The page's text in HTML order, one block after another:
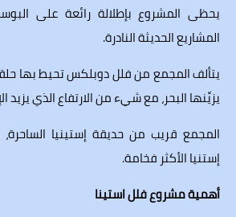
يحظى المشروع بإطلالة رائعة على
المشاريع الحديثة النادرة.
يتألف المجمع من فلل دوبلكس تحيط بها
يزيِّنها البحر، مع شيء من الارتفاع الذي يزيد
المجمع قريب من حديقة إستينيا الساحرة،
إستنيا الأكثر فخامة.
أهمية مشروع فلل استينا